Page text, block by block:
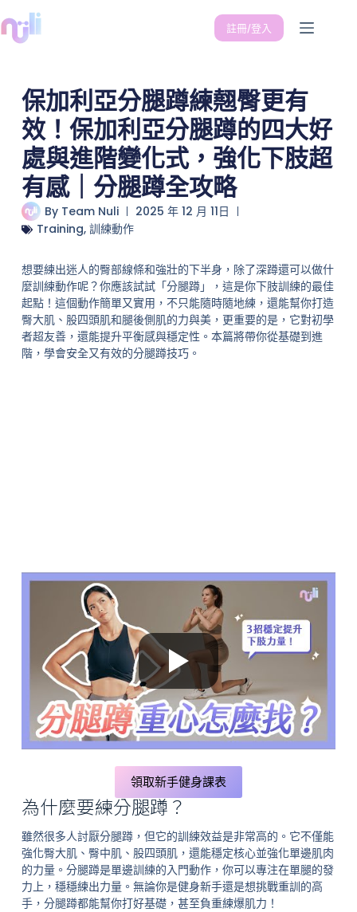
註冊/登入
保加利亞分腿蹲練翹臀更有
效！保加利亞分腿蹲的四大好
處與進階變化式，強化下肢超
有感｜分腿蹲全攻略
ByTeam Nuli
2025 年 12 月 11日
Training, 訓練動作
想要練出迷人的臀部線條和強壯的下半身，除了深蹲還可以做什
麼訓練動作呢？你應該試試「分腿蹲」，這是你下肢訓練的最佳
起點！這個動作簡單又實用，不只能隨時隨地練，還能幫你打造
臀大肌、股四頭肌和腿後側肌的力與美，更重要的是，它對初學
者超友善，還能提升平衡感與穩定性。本篇將帶你從基礎到進
階，學會安全又有效的分腿蹲技巧。
領取新手健身課表
為什麼要練分腿蹲？
雖然很多人討厭分腿蹲，但它的訓練效益是非常高的。它不僅能
強化臀大肌、臀中肌、股四頭肌，還能穩定核心並強化單邊肌肉
的力量。分腿蹲是單邊訓練的入門動作，你可以專注在單腿的發
力上，穩穩練出力量。無論你是健身新手還是想挑戰重訓的高
手，分腿蹲都能幫你打好基礎，甚至負重練爆肌力！